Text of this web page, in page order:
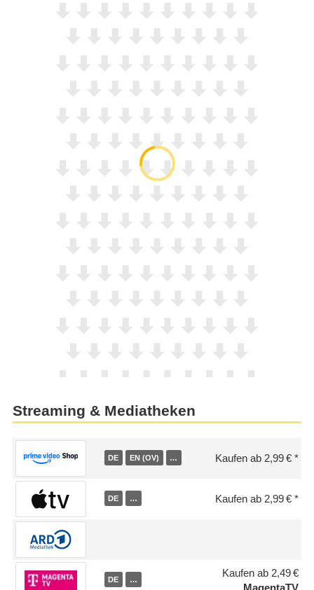
Streaming & Mediatheken
DE EN (OV) … Kaufen ab 2,99 €
DE … Kaufen ab 2,99 €
DE …
Kaufen ab 2,49 €
MagentaTV